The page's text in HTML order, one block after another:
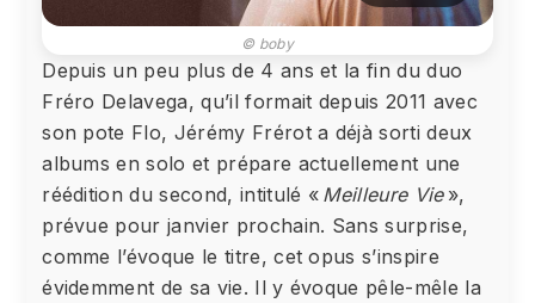
© boby
Depuis un peu plus de 4 ans et la fin du duo
Fréro Delavega, qu’il formait depuis 2011 avec
son pote Flo, Jérémy Frérot a déjà sorti deux
albums en solo et prépare actuellement une
réédition du second, intitulé « Meilleure Vie»,
prévue pour janvier prochain. Sans surprise,
comme l’évoque le titre, cet opus s’inspire
évidemment de sa vie. Il y évoque pêle-mêle la